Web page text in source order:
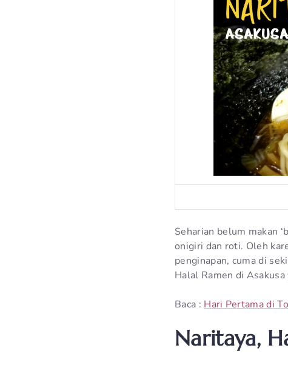
Seharian belum makan
onigiri dan roti. Oleh
penginapan, cuma di
Halal Ramen di
Baca : Hari Pertama di
Naritaya,